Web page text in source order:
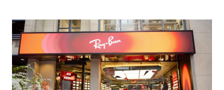
#NEW VINTAGE #マイナーグッド図鑑
#路地裏てぃーん。 #MONTHLY JOURNAL
#GH 銘品の所以 #フイナムのYouTube
#Commune H #FOCUS IT #AH.H
#ととけん #FASHION #MUSIC #MOVIE